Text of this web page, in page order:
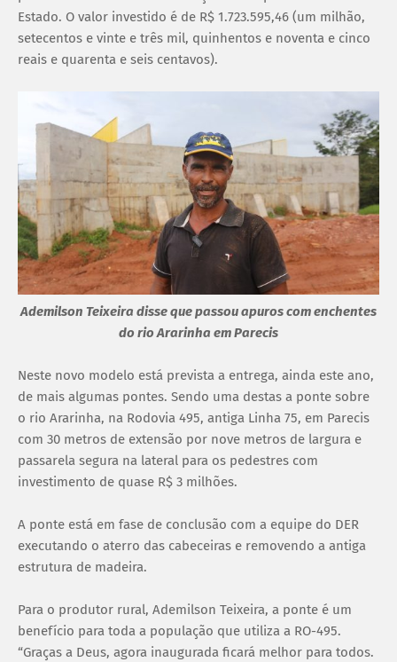
Estado. O valor investido é de R$ 1.723.595,46 (um milhão,
setecentos e vinte e três mil, quinhentos e noventa e cinco
reais e quarenta e seis centavos).
Ademilson Teixeira disse que passou apuros com enchentes
do rio Ararinha em Parecis
Neste novo modelo está prevista a entrega, ainda este ano,
de mais algumas pontes. Sendo uma destas a ponte sobre
o rio Ararinha, na Rodovia 495, antiga Linha 75, em Parecis
com 30 metros de extensão por nove metros de largura e
passarela segura na lateral para os pedestres com
investimento de quase R$ 3 milhões.
A ponte está em fase de conclusão com a equipe do DER
executando o aterro das cabeceiras e removendo a antiga
estrutura de madeira.
Para o produtor rural, Ademilson Teixeira, a ponte é um
benefício para toda a população que utiliza a RO-495.
“Graças a Deus, agora inaugurada ficará melhor para todos.